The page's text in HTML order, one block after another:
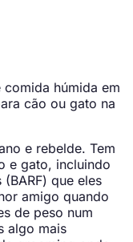
húmida em
cão ou gato na
e rebelde. Tem
e gato, incluindo
que eles
amigo quando
de peso num
algo mais